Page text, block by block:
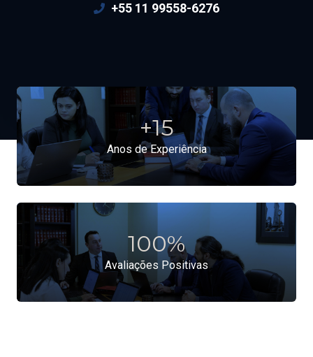
+55 11 99558-6276
Anos de Experiência
+15
Avaliações Positivas
100%